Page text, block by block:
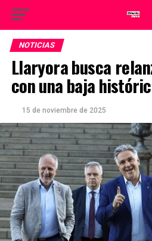
NOTICIAS
Llaryora busca
con una baja
15 de noviembre de 2025